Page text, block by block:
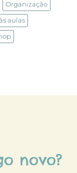
Organização
aulas
novo?